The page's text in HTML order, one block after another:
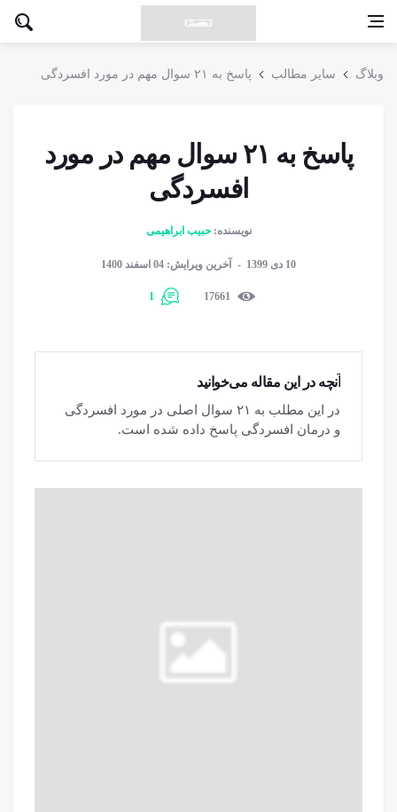
وبلاگ سایر مطالب پاسخ به ۲۱ سوال مهم در مورد افسردگی
پاسخ به ۲۱ سوال مهم در مورد
افسردگی
نویسنده: حبیب ابراهیمی
10 دی 1399 آخرین ویرایش: 04 اسفند 1400
17661
1
آنچه در این مقاله می‌خوانید
در این مطلب به ۲۱ سوال اصلی در مورد افسردگی
و درمان افسردگی پاسخ داده شده است.